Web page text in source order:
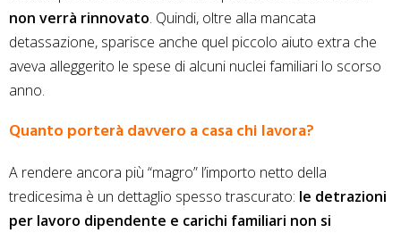
non verrà rinnovato. Quindi, oltre alla mancata
detassazione, sparisce anche quel piccolo aiuto extra che
aveva alleggerito le spese di alcuni nuclei familiari lo scorso
anno.
Quanto porterà davvero a casa chi lavora?
A rendere ancora più “magro” l’importo netto della
tredicesima è un dettaglio spesso trascurato: le detrazioni
per lavoro dipendente e carichi familiari non si